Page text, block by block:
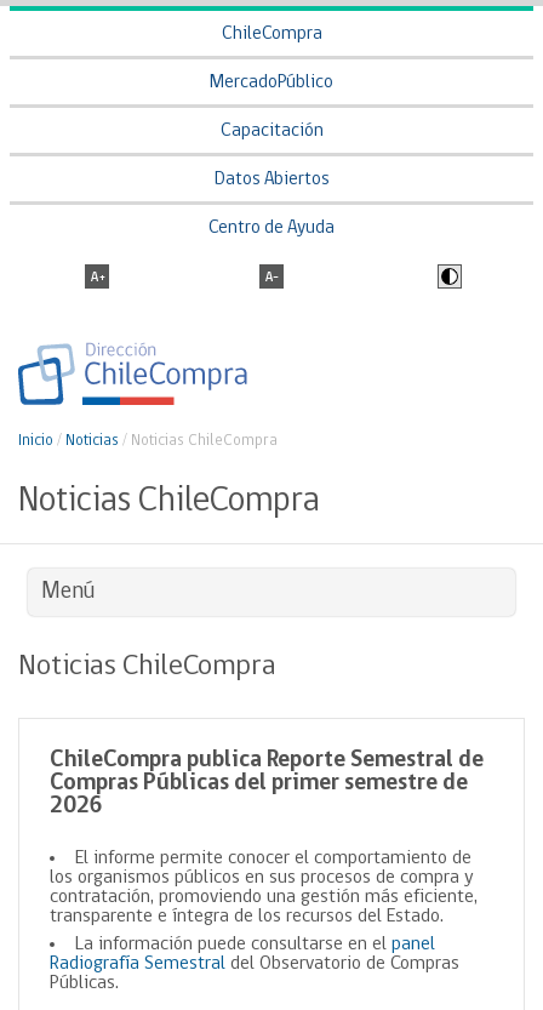
ChileCompra
MercadoPúblico
Capacitación
Datos Abiertos
Centro de Ayuda
Inicio / Noticias / Noticias ChileCompra
Noticias ChileCompra
Menú
Noticias ChileCompra
ChileCompra publica Reporte Semestral de
Compras Públicas del primer semestre de
2026
El informe permite conocer el comportamiento de
los organismos públicos en sus procesos de compra y
contratación, promoviendo una gestión más eficiente,
transparente e íntegra de los recursos del Estado.
La información puede consultarse en el panel
Radiografía Semestral del Observatorio de Compras
Públicas.